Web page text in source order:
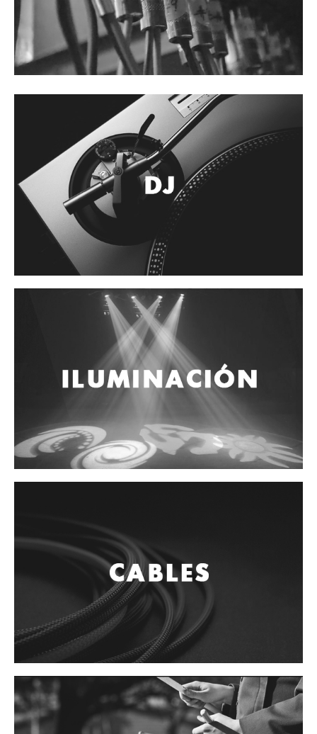
Inalámbrico de mano
Inalámbrico diadema y solapa
Inalámbrico para instrumento
Cámara, computadora y celular
Pedestales y soportes
Accesorios
Cables
Audio Profesional
Columnas pasivas
Columnas activas
Consolas mezcladoras
Procesadores y efectos
Monitores de estudio
Audífonos y monitoreo personal
Estantes y soportes
Controladores
Agujas
Audifonos
Accesorios
Luces y Escenario